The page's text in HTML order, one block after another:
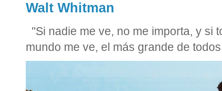
Walt Whitman
"Si nadie me ve, no me importa, y si
mundo me ve, el más grande de